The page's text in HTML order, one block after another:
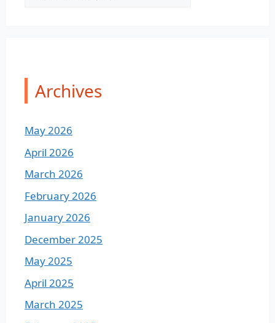
Archives
May 2026
April 2026
March 2026
February 2026
January 2026
December 2025
May 2025
April 2025
March 2025